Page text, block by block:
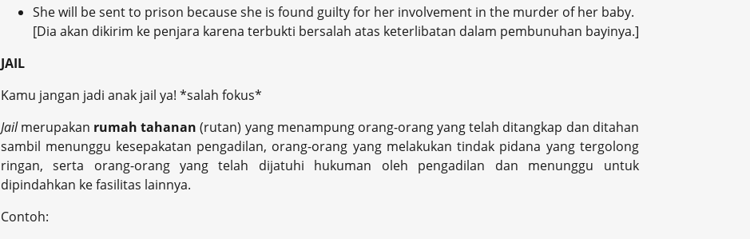
She will be sent to prison because she is found guilty for her involvement in the murder of her baby.
[Dia akan dikirim ke penjara karena terbukti bersalah atas keterlibatan dalam pembunuhan bayinya.]
JAIL
Kamu jangan jadi anak jail ya! *salah fokus*
Jailmerupakan rumah tahanan (rutan) yang menampung orang-orang yang telah ditangkap dan ditahan
sambil menunggu kesepakatan pengadilan, orang-orang yang melakukan tindak pidana yang tergolong
ringan, serta orang-orang yang telah dijatuhi hukuman oleh pengadilan dan menunggu untuk
dipindahkan ke fasilitas lainnya.
Contoh: